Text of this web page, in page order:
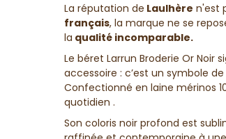
La réputation de Laulhère n'est
français, la marque ne se
la qualité incomparable.
Le béret Larrun Broderie Or Noir
accessoire : c’est un symbole
Confectionné en laine mérinos
quotidien .
Son coloris noir profond est